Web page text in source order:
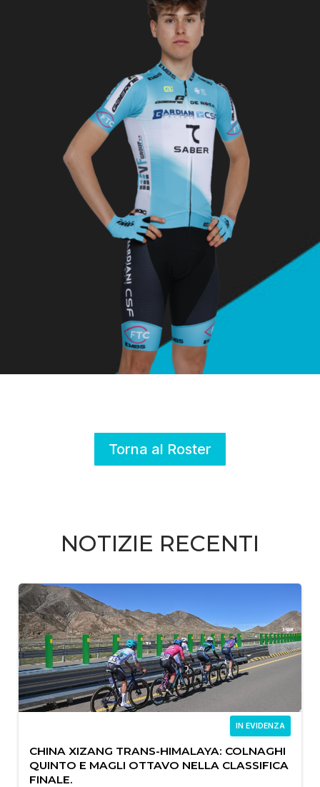
Torna al Roster
NOTIZIE RECENTI
IN EVIDENZA
CHINA XIZANG TRANS-HIMALAYA: COLNAGHI
QUINTO E MAGLI OTTAVO NELLA CLASSIFICA
FINALE.